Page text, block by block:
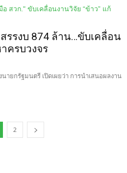
รรงบ 874 ล้าน…ขับเคลื่อน
ครบวงจร
ายกรัฐมนตรี เปิดเผยว่า การนำเสนอผลงาน
2